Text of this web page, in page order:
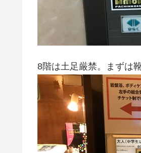
8階は土足厳禁。まずは